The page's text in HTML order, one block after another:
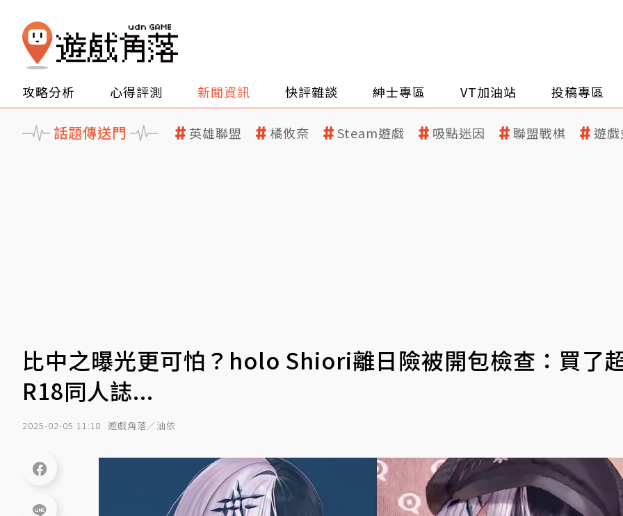
攻略分析 心得評測 新聞資訊 快評雜談 紳士專區 VT加油站 投稿專區
話題傳送門 英雄聯盟 橘攸奈 Steam遊戲 吸點迷因 聯盟戰棋 遊
比中之曝光更可怕？holo Shiori離日險被開包檢查：買了
R18同人誌...
2025-02-05 11:18 遊戲角落／油依